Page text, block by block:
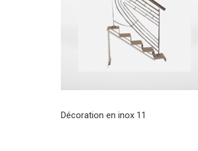
Décoration en inox 11